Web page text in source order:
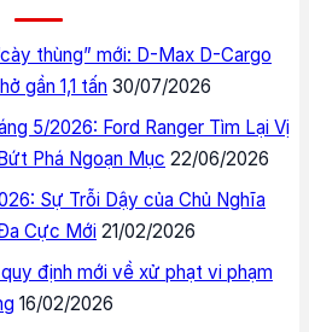
thùng” mới: D-Max D-Cargo
gần 1,1 tấn 30/07/2026
5/2026: Ford Ranger Tìm Lại Vị
Phá Ngoạn Mục 22/06/2026
Sự Trỗi Dậy của Chủ Nghĩa
Cực Mới 21/02/2026
định mới về xử phạt vi phạm
16/02/2026